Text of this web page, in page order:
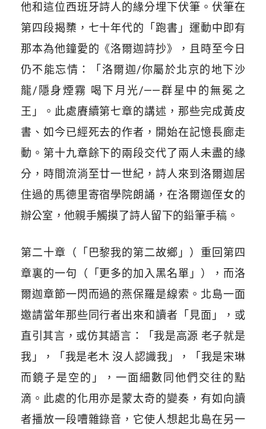
他和這位西班牙詩人的緣分埋下伏筆。伏筆在
第四段揭櫫，七十年代的「跑書」運動中即有
那本為他鐘愛的《洛爾迦詩抄》，且時至今日
仍不能忘情：「洛爾迦/你屬於北京的地下沙
龍/隱身煙霧 喝下月光/——群星中的無冕之
王」。此處賡續第七章的講述，那些完成黃皮
書、如今已經死去的作者，開始在記憶長廊走
動。第十九章餘下的兩段交代了兩人未盡的緣
分，時間流淌至廿一世紀，詩人來到洛爾迦居
住過的馬德里寄宿學院朗誦，在洛爾迦侄女的
辦公室，他親手觸摸了詩人留下的鉛筆手稿。
第二十章（「巴黎我的第二故鄉」）重回第四
章裏的一句（「更多的加入黑名單」），而洛
爾迦章節一閃而過的燕保羅是線索。北島一面
邀請當年那些同行者出來和讀者「見面」，或
直引其言，或仿其語言：「我是高源 老子就是
我」，「我是老木 沒人認識我」，「我是宋琳
而鏡子是空的」，一面細數同他們交往的點
滴。此處的化用亦是蒙太奇的變奏，有如向讀
者播放一段嘈雜錄音，它使人想起北島在另一